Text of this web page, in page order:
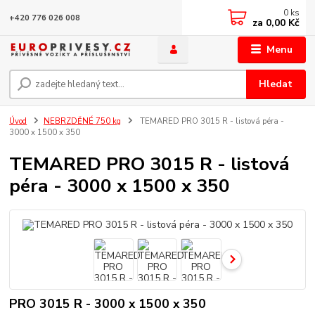
Menu
Hledat
+420 776 026 008 0 ks
za 0,00 Kč
Úvod NEBRZDĚNÉ 750 kg
TEMARED PRO 3015 R - listová péra -
3000 x 1500 x 350
TEMARED PRO 3015 R - listová
péra - 3000 x 1500 x 350
PRO 3015 R - 3000 x 1500 x 350